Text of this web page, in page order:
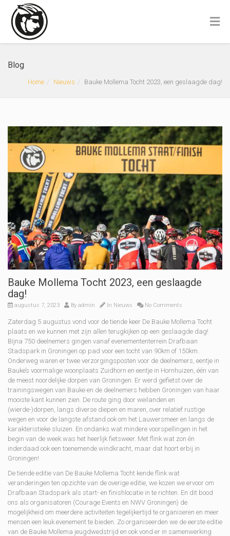
Blog
Home Nieuws Bauke Mollema Tocht 2023, een geslaagde dag!
Bauke Mollema Tocht 2023, een geslaagde
dag!
augustus 7, 2023 By admin In Nieuws No Comments
Zaterdag 5 augustus vond voor de tiende keer De Bauke Mollema Tocht
plaats en we kunnen met zijn allen terugkijken op een geslaagde dag!
Bijna 750 deelnemers gingen vanaf evenemententerrein Drafbaan
Stadspark in Groningen op pad voor een tocht van 90km of 150km.
Onderweg waren er twee verzorgingsposten voor de deelnemers, eentje in
Bauke’s voormalige woonplaats Zuidhorn en eentje in Hornhuizen, één van
de meest noordelijke dorpen van Groningen. Er werd gefietst over de
trainingswegen van Bauke en de deelnemers hebben Groningen van haar
mooiste kant kunnen zien. De route ging door weilanden en
(wierde-)dorpen, langs diverse diepen en maren, over relatief rustige
wegen en voor de langste afstand ook om het Lauwersmeer en langs de
karakteristieke sluizen. En ondanks wat mindere voorspellingen in het
begin van de week was het heerlijk fietsweer. Met flink wat zon én
inderdaad ook een toenemende windkracht, maar dat hoort erbij in
Groningen!
De tiende editie van De Bauke Mollema Tocht kende flink wat
veranderingen ten opzichte van de overige editie, we kozen we ervoor om
Drafbaan Stadspark als start- en finishlocatie in te richten. En dit bood
ons als organisatoren (Courage Events en NWV Groningen) de
mogelijkheid om meerdere activiteiten tegelijkertijd te organiseren en meer
mensen een leuk evenement te bieden. Zo organiseerden we de eerste editie
van de Bauke Mollema jeugdwedstrijd en ook vond er in samenwerking